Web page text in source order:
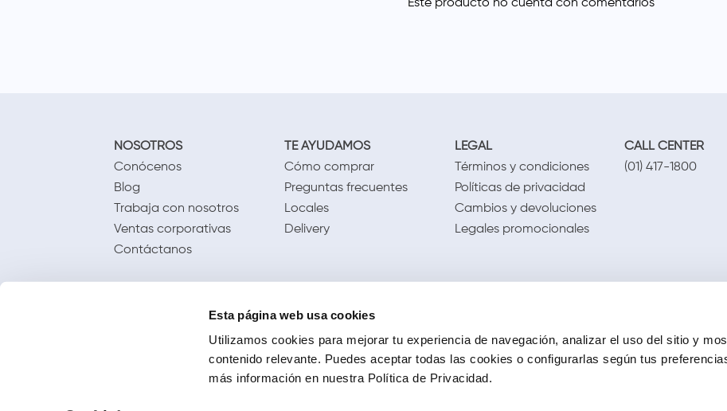
Esta página web usa cookies
Utilizamos cookies para mejorar tu experiencia de navegación, analizar el uso del sitio y
contenido relevante. Puedes aceptar todas las cookies o configurarlas según tus
más información en nuestra Política de Privacidad.
NOSOTROS
Conócenos
Blog
Trabaja con nosotros
Ventas corporativas
Contáctanos
TE AYUDAMOS
Cómo comprar
Preguntas frecuentes
Locales
Delivery
LEGAL
Términos y condiciones
Políticas de privacidad
Cambios y devoluciones
Legales promocionales
CALL CENTER
(01) 417-1800